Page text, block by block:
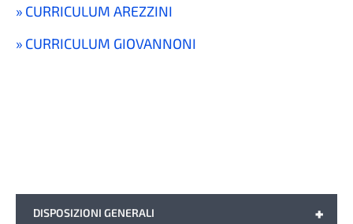
+
DISPOSIZIONI GENERALI
CURRICULUM AREZZINI
CURRICULUM GIOVANNONI